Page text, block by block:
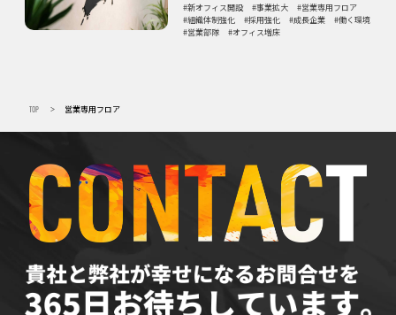
新オフィス開設 事業拡大
営業専用フロア
組織体制強化
採用強化 成長企業
働く環境
営業部隊
オフィス増床
TOP > 営業専用フロア